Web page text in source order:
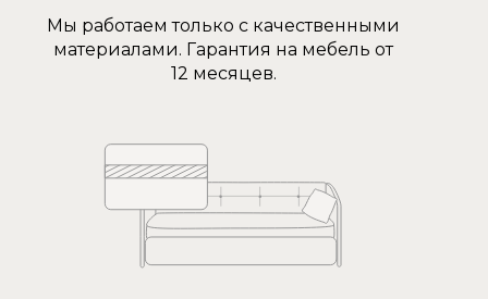
Мы работаем только с качественными
материалами. Гарантия на мебель от
12 месяцев.